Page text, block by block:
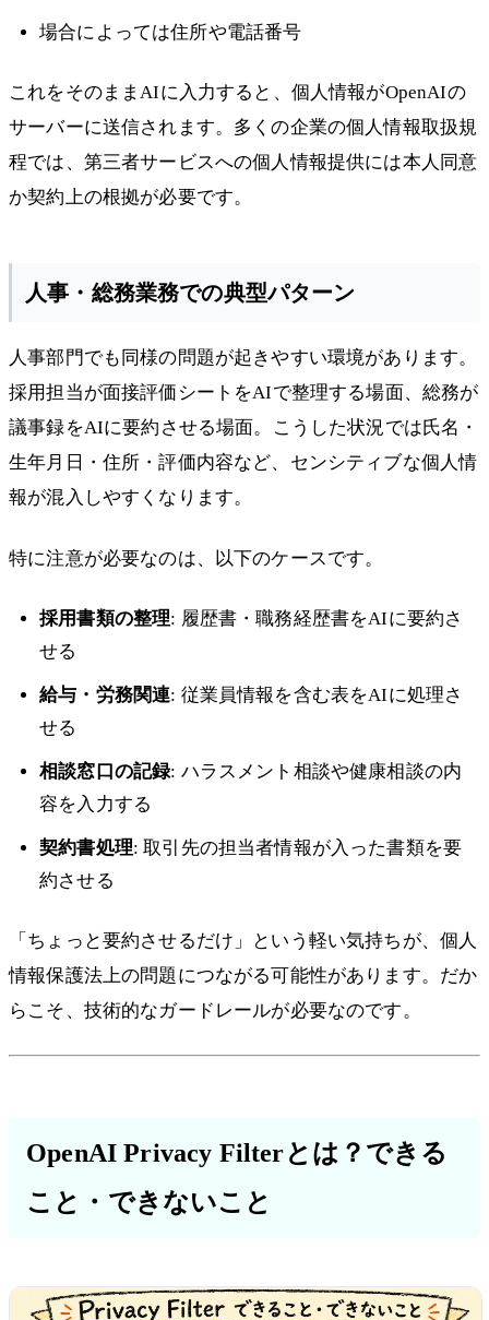
場合によっては住所や電話番号
これをそのままAIに入力すると、個人情報がOpenAIの
サーバーに送信されます。多くの企業の個人情報取扱規
程では、第三者サービスへの個人情報提供には本人同意
か契約上の根拠が必要です。
人事・総務業務での典型パターン
人事部門でも同様の問題が起きやすい環境があります。
採用担当が面接評価シートをAIで整理する場面、総務が
議事録をAIに要約させる場面。こうした状況では氏名・
生年月日・住所・評価内容など、センシティブな個人情
報が混入しやすくなります。
特に注意が必要なのは、以下のケースです。
採用書類の整理: 履歴書・職務経歴書をAIに要約さ
せる
給与・労務関連: 従業員情報を含む表をAIに処理さ
せる
相談窓口の記録: ハラスメント相談や健康相談の内
容を入力する
契約書処理: 取引先の担当者情報が入った書類を要
約させる
「ちょっと要約させるだけ」という軽い気持ちが、個人
情報保護法上の問題につながる可能性があります。だか
らこそ、技術的なガードレールが必要なのです。
OpenAI Privacy Filterとは？できる
こと・できないこと